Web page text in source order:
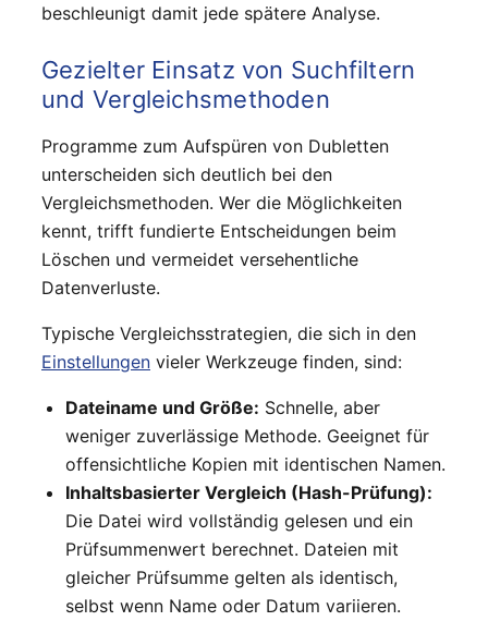
beschleunigt damit jede spätere Analyse.
Gezielter Einsatz von Suchfiltern
und Vergleichsmethoden
Programme zum Aufspüren von Dubletten
unterscheiden sich deutlich bei den
Vergleichsmethoden. Wer die Möglichkeiten
kennt, trifft fundierte Entscheidungen beim
Löschen und vermeidet versehentliche
Datenverluste.
Typische Vergleichsstrategien, die sich in den
Einstellungen vieler Werkzeuge finden, sind:
Dateiname und Größe: Schnelle, aber
weniger zuverlässige Methode. Geeignet für
offensichtliche Kopien mit identischen Namen.
Inhaltsbasierter Vergleich (Hash-Prüfung):
Die Datei wird vollständig gelesen und ein
Prüfsummenwert berechnet. Dateien mit
gleicher Prüfsumme gelten als identisch,
selbst wenn Name oder Datum variieren.